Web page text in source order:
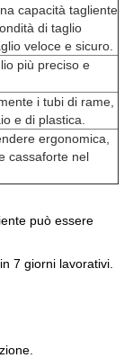
capacità tagliente
di taglio
veloce e sicuro.
più preciso e
i tubi di rame,
e di plastica.
ergonomica,
cassaforte nel
può essere
7 giorni lavorativi.